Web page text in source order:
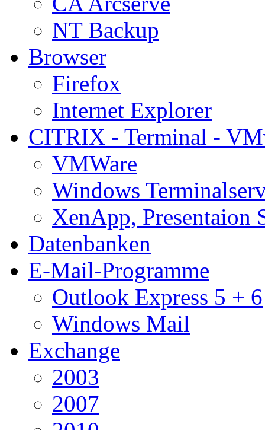
NT Backup
Browser
Firefox
Internet Explorer
CITRIX - Terminal -
VMWare
Windows
XenApp, Presentaion
Datenbanken
E-Mail-Programme
Outlook Express 5 + 6
Windows Mail
Exchange
2003
2007